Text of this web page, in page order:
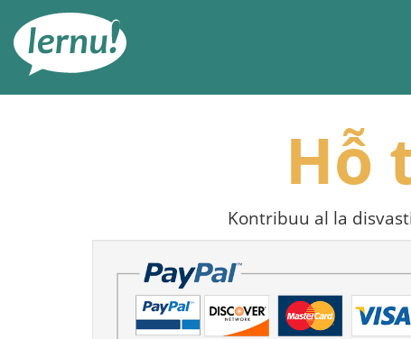
đến
phần
dung
Hỗ
Kontribuu al la